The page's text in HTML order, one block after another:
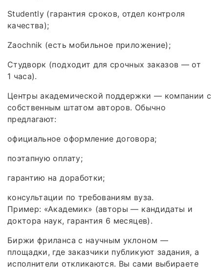
Studently (гарантия сроков, отдел контроля
качества);
Zaochnik (есть мобильное приложение);
Студворк (подходит для срочных заказов — от
1 часа).
Центры академической поддержки — компании с
собственным штатом авторов. Обычно
предлагают:
официальное оформление договора;
поэтапную оплату;
гарантию на доработки;
консультации по требованиям вуза.
Пример: «Академик» (авторы — кандидаты и
доктора наук, гарантия 6 месяцев).
Биржи фриланса с научным уклоном —
площадки, где заказчики публикуют задания, а
исполнители откликаются. Вы сами выбираете